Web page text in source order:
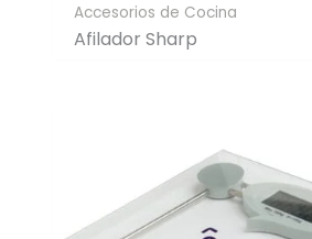
Accesorios de Cocina
Afilador Sharp